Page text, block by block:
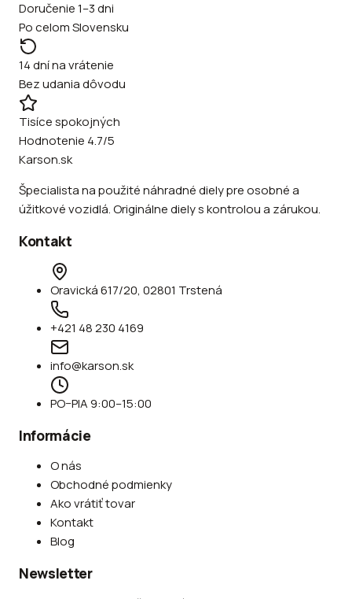
Doručenie 1–3 dni
Po celom Slovensku
14 dní na vrátenie
Bez udania dôvodu
Tisíce spokojných
Hodnotenie 4.7/5
Karson.sk
Špecialista na použité náhradné diely pre osobné a
úžitkové vozidlá. Originálne diely s kontrolou a zárukou.
Kontakt
Oravická 617/20, 02801 Trstená
+421 48 230 4169
info@karson.sk
PO–PIA 9:00–15:00
Informácie
O nás
Obchodné podmienky
Ako vrátiť tovar
Kontakt
Blog
Newsletter